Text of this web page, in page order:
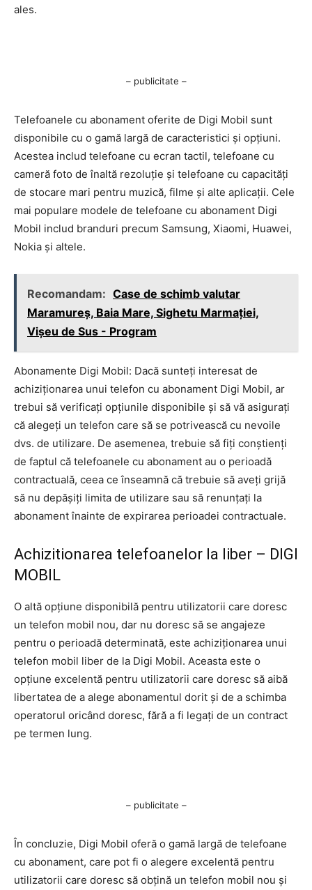
ales.
– publicitate –
Telefoanele cu abonament oferite de Digi Mobil sunt
disponibile cu o gamă largă de caracteristici și opțiuni.
Acestea includ telefoane cu ecran tactil, telefoane cu
cameră foto de înaltă rezoluție și telefoane cu capacități
de stocare mari pentru muzică, filme și alte aplicații. Cele
mai populare modele de telefoane cu abonament Digi
Mobil includ branduri precum Samsung, Xiaomi, Huawei,
Nokia și altele.
Recomandam: Case de schimb valutar
Maramureș, Baia Mare, Sighetu Marmației,
Vișeu de Sus - Program
Abonamente Digi Mobil: Dacă sunteți interesat de
achiziționarea unui telefon cu abonament Digi Mobil, ar
trebui să verificați opțiunile disponibile și să vă asigurați
că alegeți un telefon care să se potrivească cu nevoile
dvs. de utilizare. De asemenea, trebuie să fiți conștienți
de faptul că telefoanele cu abonament au o perioadă
contractuală, ceea ce înseamnă că trebuie să aveți grijă
să nu depășiți limita de utilizare sau să renunțați la
abonament înainte de expirarea perioadei contractuale.
Achizitionarea telefoanelor la liber – DIGI
MOBIL
O altă opțiune disponibilă pentru utilizatorii care doresc
un telefon mobil nou, dar nu doresc să se angajeze
pentru o perioadă determinată, este achiziționarea unui
telefon mobil liber de la Digi Mobil. Aceasta este o
opțiune excelentă pentru utilizatorii care doresc să aibă
libertatea de a alege abonamentul dorit și de a schimba
operatorul oricând doresc, fără a fi legați de un contract
pe termen lung.
– publicitate –
În concluzie, Digi Mobil oferă o gamă largă de telefoane
cu abonament, care pot fi o alegere excelentă pentru
utilizatorii care doresc să obțină un telefon mobil nou și